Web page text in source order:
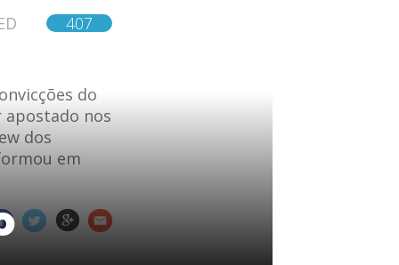
407
do
apostado nos
dos
em